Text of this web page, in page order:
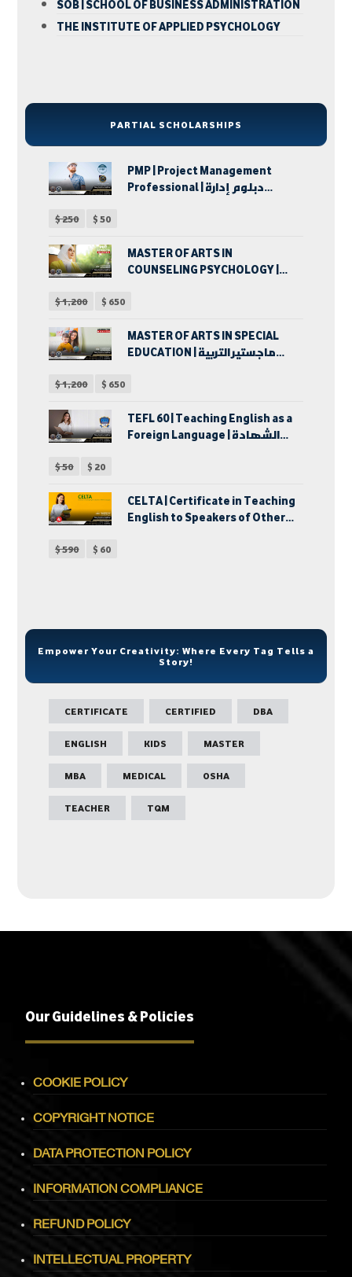
SOB | SCHOOL OF BUSINESS ADMINISTRATION
THE INSTITUTE OF APPLIED PSYCHOLOGY
PARTIAL SCHOLARSHIPS
PMP | Project Management
Professional | دبلوم إدارة
$250 $50
MASTER OF ARTS IN
COUNSELING PSYCHOLOGY |
$1,200 $650
MASTER OF ARTS IN SPECIAL
EDUCATION | ماجستير التربية
$1,200 $650
TEFL 60 | Teaching English as a
Foreign Language | الشهادة
الناطقين بها
$50 $20
CELTA | Certificate in Teaching
English to Speakers of Other
$590 $60
Empower Your Creativity: Where Every Tag Tells a
Story!
CERTIFICATE CERTIFIED
DBA
ENGLISH
KIDS
MASTER
MBA
MEDICAL
OSHA
TEACHER
TQM
Our Guidelines & Policies
COOKIE POLICY
COPYRIGHT NOTICE
DATA PROTECTION POLICY
INFORMATION COMPLIANCE
REFUND POLICY
INTELLECTUAL PROPERTY